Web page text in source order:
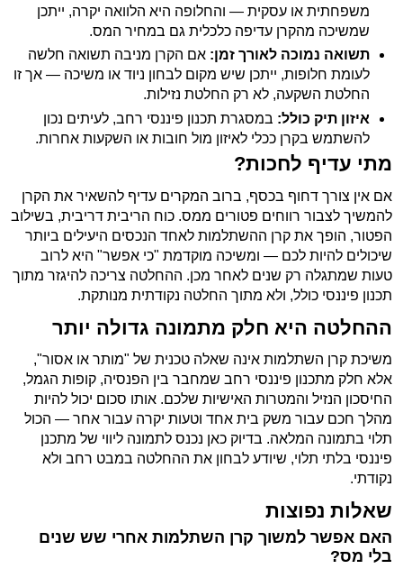
משפחתית או עסקית — והחלופה היא הלוואה יקרה, ייתכן
שמשיכה מהקרן עדיפה כלכלית גם במחיר המס.
תשואה נמוכה לאורך זמן: אם הקרן מניבה תשואה חלשה
לעומת חלופות, ייתכן שיש מקום לבחון ניוד או משיכה — אך זו
החלטת השקעה, לא רק החלטת נזילות.
איזון תיק כולל: במסגרת תכנון פיננסי רחב, לעיתים נכון
להשתמש בקרן ככלי לאיזון מול חובות או השקעות אחרות.
מתי עדיף לחכות?
אם אין צורך דחוף בכסף, ברוב המקרים עדיף להשאיר את הקרן
להמשיך לצבור רווחים פטורים ממס. כוח הריבית דריבית, בשילוב
הפטור, הופך את קרן ההשתלמות לאחד הנכסים היעילים ביותר
שיכולים להיות לכם — ומשיכה מוקדמת "כי אפשר" היא לרוב
טעות שמתגלה רק שנים לאחר מכן. ההחלטה צריכה להיגזר מתוך
תכנון פיננסי כולל, ולא מתוך החלטה נקודתית מנותקת.
ההחלטה היא חלק מתמונה גדולה יותר
משיכת קרן השתלמות אינה שאלה טכנית של "מותר או אסור",
אלא חלק מתכנון פיננסי רחב שמחבר בין הפנסיה, קופות הגמל,
החיסכון הנזיל והמטרות האישיות שלכם. אותו סכום יכול להיות
מהלך חכם עבור משק בית אחד וטעות יקרה עבור אחר — הכול
תלוי בתמונה המלאה. בדיוק כאן נכנס לתמונה ליווי של מתכנן
פיננסי בלתי תלוי, שיודע לבחון את ההחלטה במבט רחב ולא
נקודתי.
שאלות נפוצות
האם אפשר למשוך קרן השתלמות אחרי שש שנים
בלי מס?